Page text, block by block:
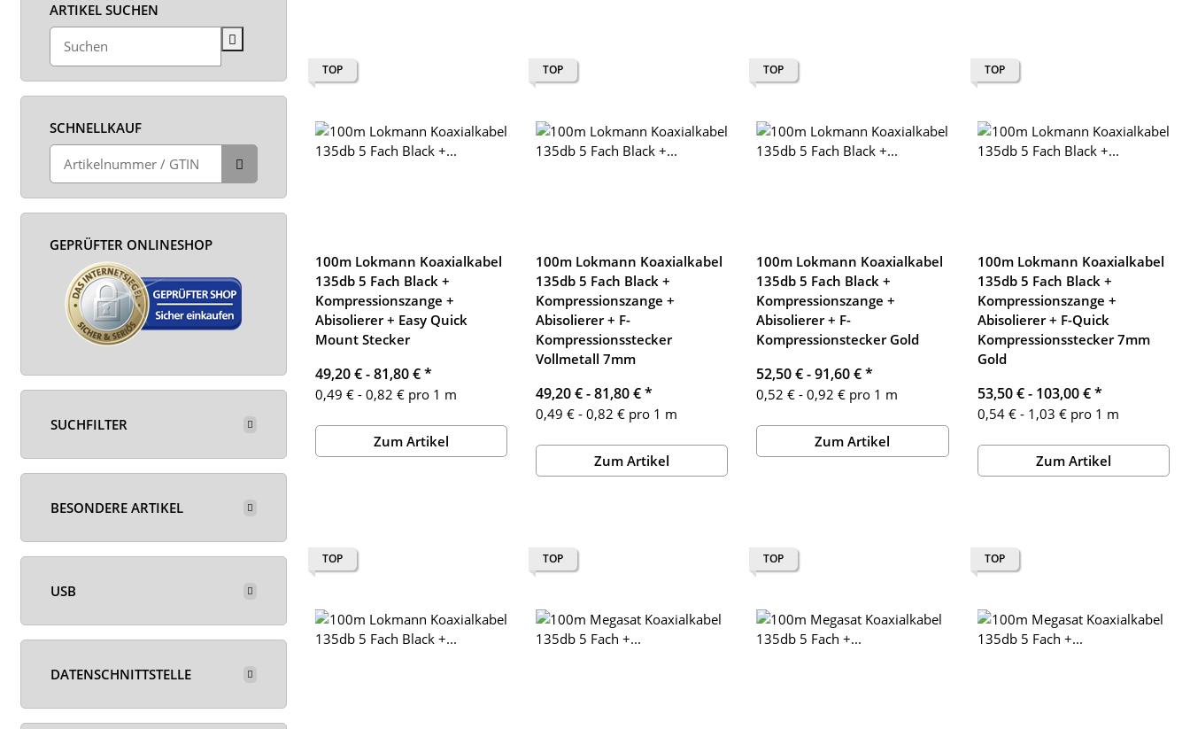
TOP
100m Lokmann Koaxialkabel
135db 5 Fach Black +
Kompressionszange +
Abisolierer + Easy Quick
Mount Stecker
49,20 € -81,80 €*
0,49 € - 0,82 € pro 1 m
Zum Artikel
TOP
100m Lokmann Koaxialkabel
135db 5 Fach Black +
Kompressionszange +
Abisolierer + F-
Kompressionsstecker
Vollmetall 7mm
49,20 € -81,80 €*
0,49 € - 0,82 € pro 1 m
Zum Artikel
TOP
100m Lokmann Koaxialkabel
135db 5 Fach Black +
Kompressionszange +
Abisolierer + F-
Kompressionstecker Gold
52,50 € -91,60 €*
0,52 € - 0,92 € pro 1 m
Zum Artikel
TOP
100m Lokmann Koaxialkabel
135db 5 Fach Black +
Kompressionszange +
Abisolierer + F-Quick
Kompressionsstecker 7mm
Gold
53,50 € - 103,00 €*
0,54 € - 1,03 € pro 1 m
Zum Artikel
TOP TOP TOP TOP
ARTIKEL SUCHEN
SCHNELLKAUF
GEPRÜFTER ONLINESHOP
SUCHFILTER
BESONDERE ARTIKEL
USB
DATENSCHNITTSTELLE